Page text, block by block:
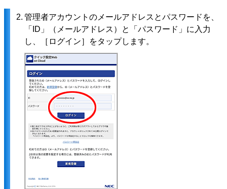
2. 管理者アカウントのメールアドレスとパスワードを、
「ID」（メールアドレス）と「パスワード」に入力
し、［ログイン］をタップします。